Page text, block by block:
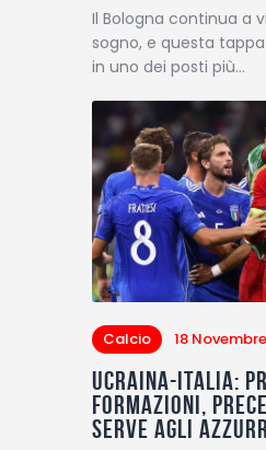
Il Bologna continua a
sogno, e questa
in uno dei posti più…
Calcio 18
Ucraina-Italia:
formazioni,
serve agli Azzurri